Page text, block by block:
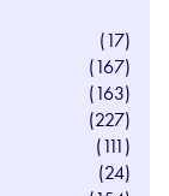
(17)
(167)
(163)
(227)
(111)
(24)